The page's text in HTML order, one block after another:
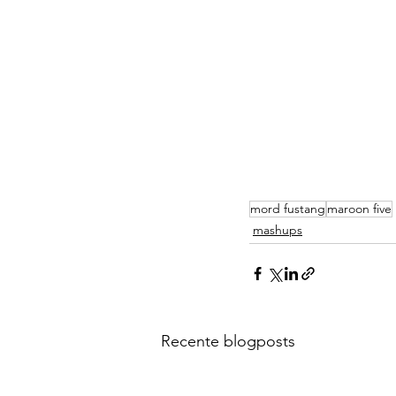
mord fustang maroon five
mashups
Recente blogposts